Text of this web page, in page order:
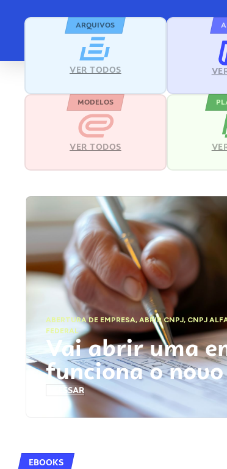
ARQUIVOS
VER TODOS
MODELOS
VER TODOS
ABERTURA DE EMPRESA,ABRIR CNPJ, CNPJ
FEDERAL
Vai abrir uma
funciona o
ACESSAR
EBOOKS